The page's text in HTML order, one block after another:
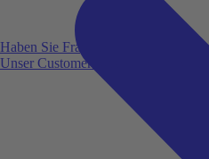
Haben Sie Fragen?
Unser Customer Service ist für Sie da!